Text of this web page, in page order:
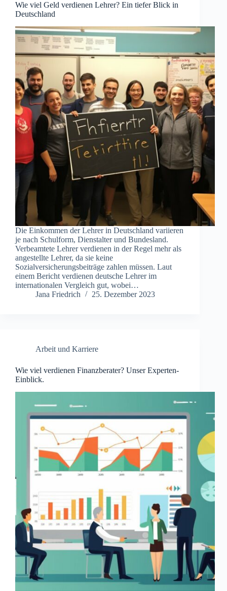
Wie viel Geld verdienen Lehrer? Ein tiefer Blick in
Deutschland
Die Einkommen der Lehrer in Deutschland variieren
je nach Schulform, Dienstalter und Bundesland.
Verbeamtete Lehrer verdienen in der Regel mehr als
angestellte Lehrer, da sie keine
Sozialversicherungsbeiträge zahlen müssen. Laut
einem Bericht verdienen deutsche Lehrer im
internationalen Vergleich gut, wobei…
Jana Friedrich
25. Dezember 2023
Arbeit und Karriere
Wie viel verdienen Finanzberater? Unser Experten-
Einblick.